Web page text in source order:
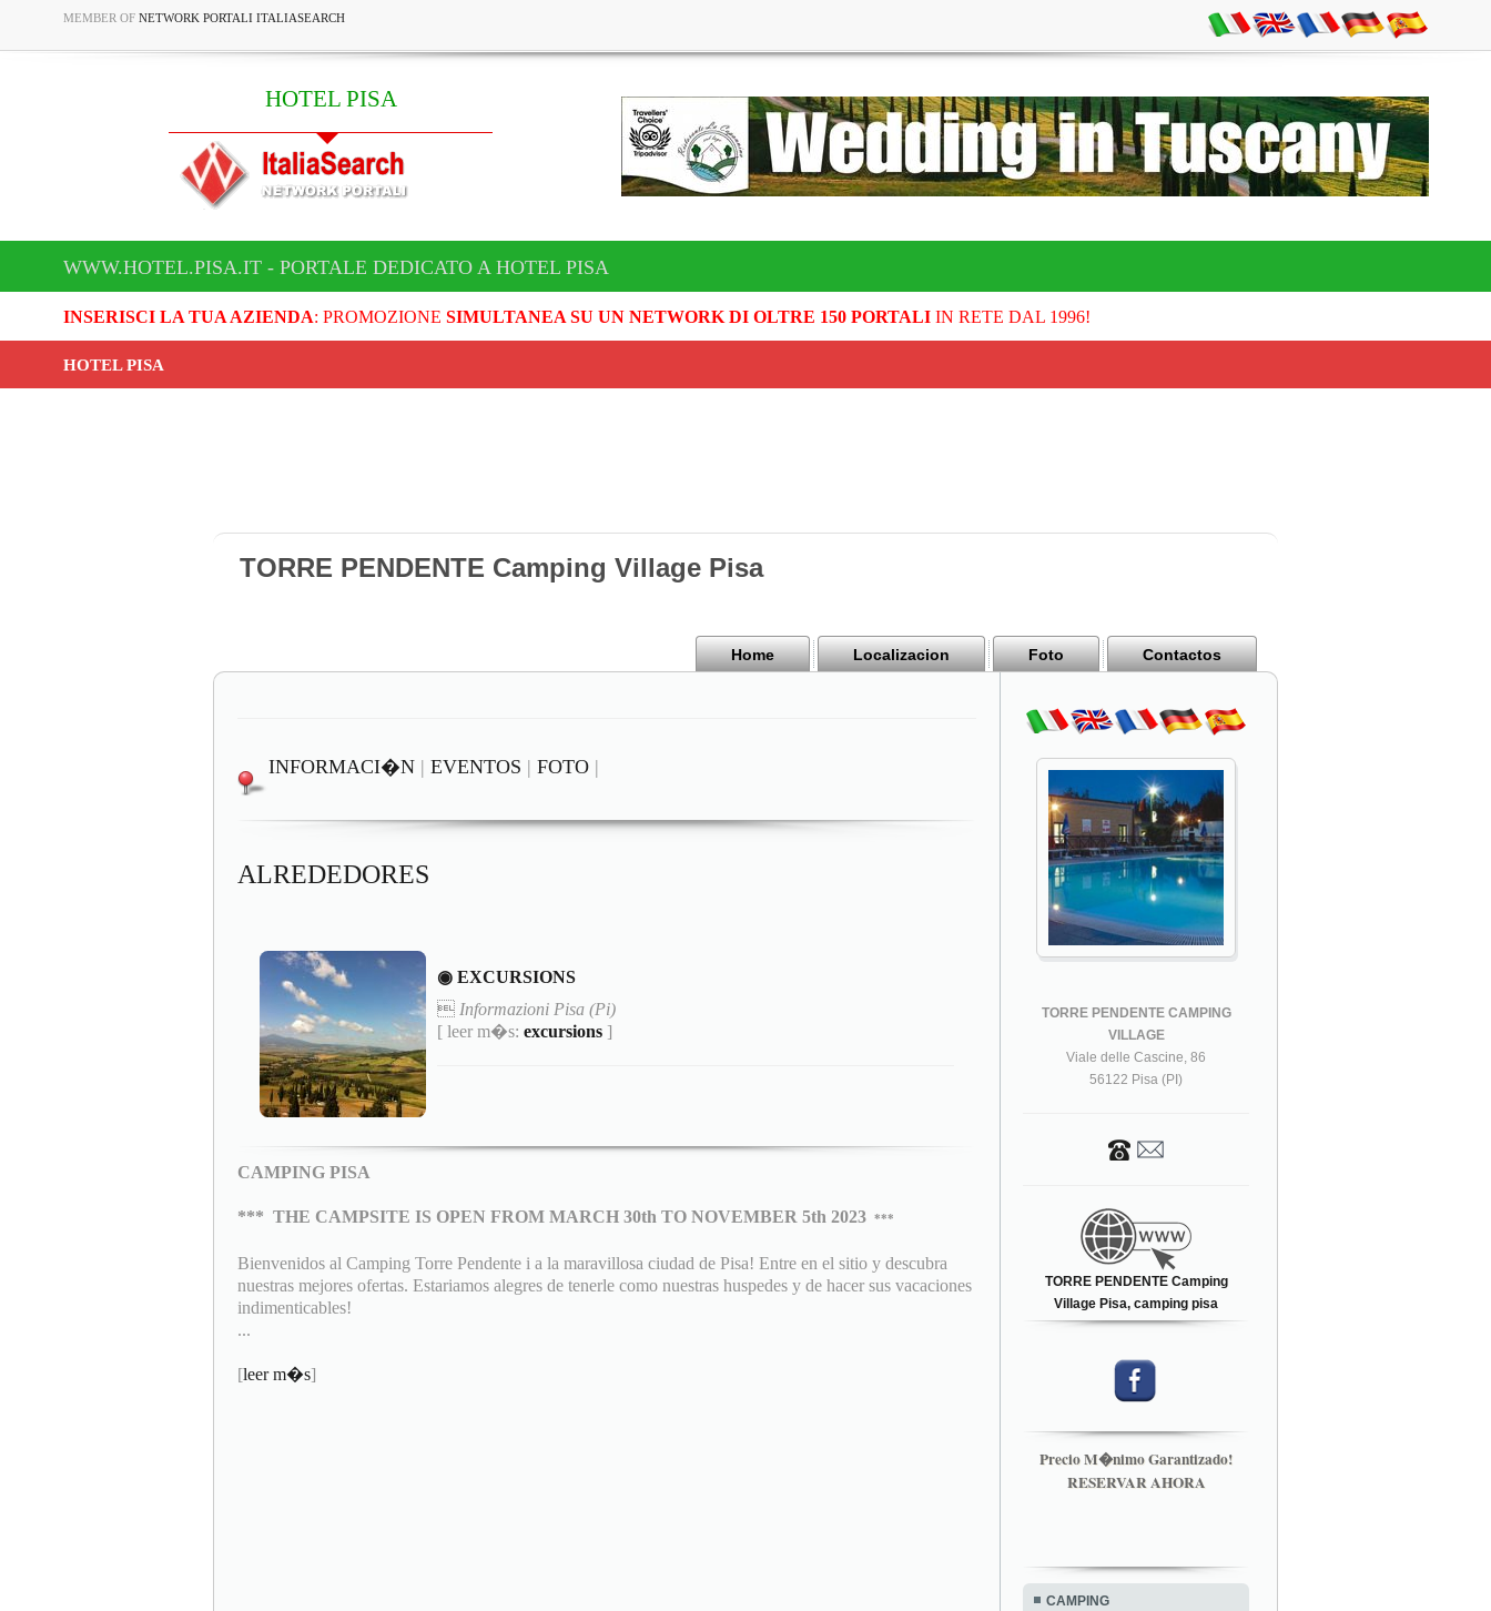
MEMBER OF NETWORK PORTALI ITALIASEARCH
HOTEL PISA
WWW.HOTEL.PISA.IT - PORTALE DEDICATO A HOTEL PISA
INSERISCI LA TUA AZIENDA: PROMOZIONE SIMULTANEA SU UN NETWORK DI OLTRE 150 PORTALIIN RETE DAL 1996!
HOTEL PISA
TORRE PENDENTE Camping Village Pisa
Home Localizacion Foto Contactos
INFORMACI�N | EVENTOS | FOTO |
ALREDEDORES
◉ EXCURSIONS
 Informazioni Pisa (Pi)
[ leer m�s: excursions ]
CAMPING PISA
*** THE CAMPSITE IS OPEN FROM MARCH 30th TO NOVEMBER 5th 2023 ***
Bienvenidos al Camping Torre Pendente i a la maravillosa ciudad de Pisa! Entre en el sitio y descubra
nuestras mejores ofertas. Estariamos alegres de tenerle como nuestras huspedes y de hacer sus vacaciones
indimenticables!
...
[leer m�s]
TORRE PENDENTE CAMPING
VILLAGE
Viale delle Cascine, 86
56122 Pisa (PI)
TORRE PENDENTE Camping
Village Pisa, camping pisa
Precio M�nimo Garantizado!
RESERVAR AHORA
CAMPING